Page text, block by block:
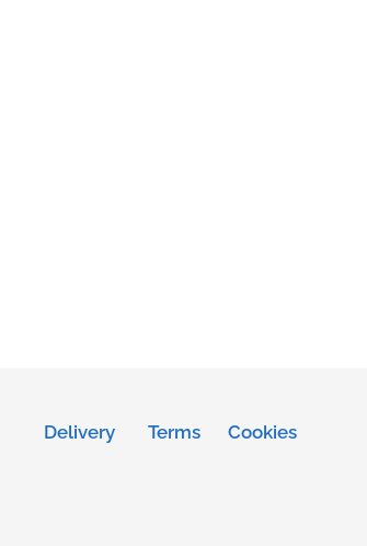
Delivery Terms Cookies